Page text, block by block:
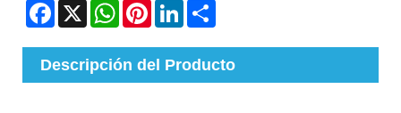
Facebook
X WhatsAppPinterestLinkedIn
Descripción del Producto